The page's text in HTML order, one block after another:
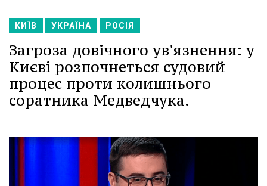
КИЇВ УКРАЇНА РОСІЯ
Загроза довічного ув'язнення: у
Києві розпочнеться судовий
процес проти колишнього
соратника Медведчука.